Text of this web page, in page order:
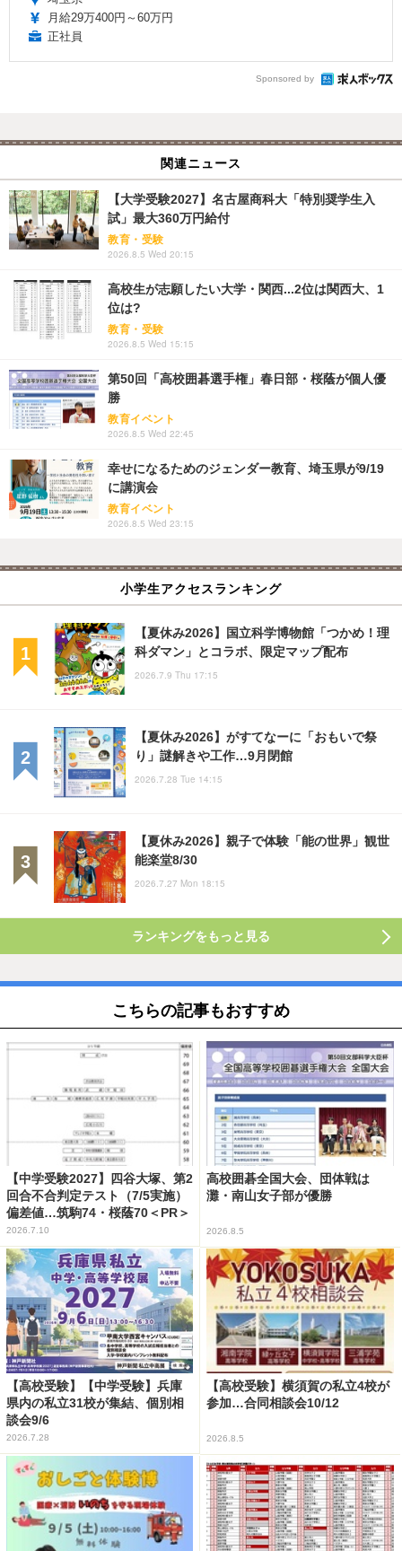
月給29万400円～60万円
正社員
Sponsored by
関連ニュース
【大学受験2027】名古屋商科大「特別奨学生入
試」最大360万円給付
教育・受験
2026.8.5 Wed 20:15
高校生が志願したい大学・関西...2位は関西大、1
位は?
教育・受験
2026.8.5 Wed 15:15
第50回「高校囲碁選手権」春日部・桜蔭が個人優
勝
教育イベント
2026.8.5 Wed 22:45
幸せになるためのジェンダー教育、埼玉県が9/19
に講演会
教育イベント
2026.8.5 Wed 23:15
小学生アクセスランキング
【夏休み2026】国立科学博物館「つかめ！理
科ダマン」とコラボ、限定マップ配布
2026.7.9 Thu 17:15
【夏休み2026】がすてなーに「おもいで祭
り」謎解きや工作…9月閉館
2026.7.28 Tue 14:15
【夏休み2026】親子で体験「能の世界」観世
能楽堂8/30
2026.7.27 Mon 18:15
ランキングをもっと見る
こちらの記事もおすすめ
【中学受験2027】四谷大塚、第2
回合不合判定テスト（7/5実施）
偏差値…筑駒74・桜蔭70＜PR＞
2026.7.10
高校囲碁全国大会、団体戦は
灘・南山女子部が優勝
2026.8.5
【高校受験】【中学受験】兵庫
県内の私立31校が集結、個別相
談会9/6
2026.7.28
【高校受験】横須賀の私立4校が
参加…合同相談会10/12
2026.8.5